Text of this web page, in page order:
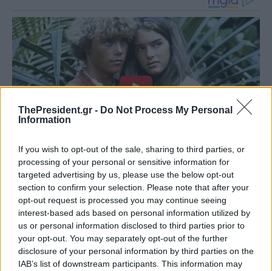
ThePresident.gr - Do Not Process My Personal
Information
If you wish to opt-out of the sale, sharing to third parties, or
processing of your personal or sensitive information for
targeted advertising by us, please use the below opt-out
section to confirm your selection. Please note that after your
opt-out request is processed you may continue seeing
interest-based ads based on personal information utilized by
us or personal information disclosed to third parties prior to
your opt-out. You may separately opt-out of the further
disclosure of your personal information by third parties on the
IAB’s list of downstream participants. This information may